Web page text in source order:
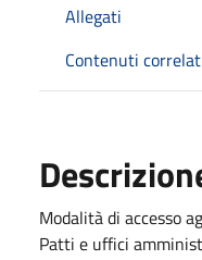
Allegati
Contenuti
Modalità di accesso
Patti e uffici